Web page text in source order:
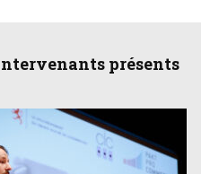
présents